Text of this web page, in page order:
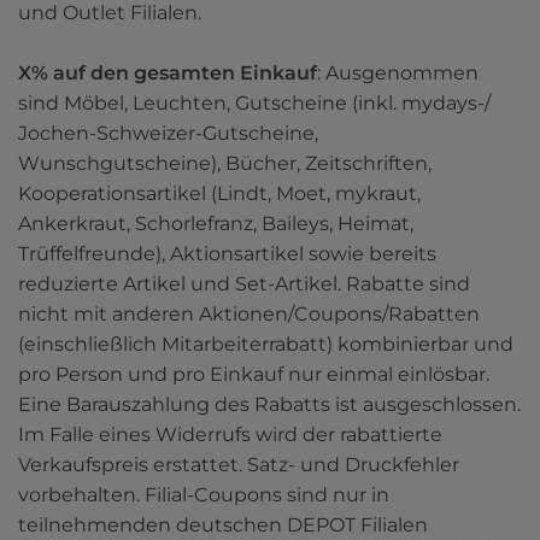
und Outlet Filialen.
X% auf den gesamten Einkauf: Ausgenommen
sind Möbel, Leuchten, Gutscheine (inkl. mydays-/
Jochen-Schweizer-Gutscheine,
Wunschgutscheine), Bücher, Zeitschriften,
Kooperationsartikel (Lindt, Moet, mykraut,
Ankerkraut, Schorlefranz, Baileys, Heimat,
Trüffelfreunde), Aktionsartikel sowie bereits
reduzierte Artikel und Set-Artikel. Rabatte sind
nicht mit anderen Aktionen/Coupons/Rabatten
(einschließlich Mitarbeiterrabatt) kombinierbar und
pro Person und pro Einkauf nur einmal einlösbar.
Eine Barauszahlung des Rabatts ist ausgeschlossen.
Im Falle eines Widerrufs wird der rabattierte
Verkaufspreis erstattet. Satz- und Druckfehler
vorbehalten. Filial-Coupons sind nur in
teilnehmenden deutschen DEPOT Filialen